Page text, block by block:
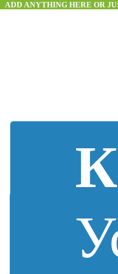
ADD ANYTHING HERE OR